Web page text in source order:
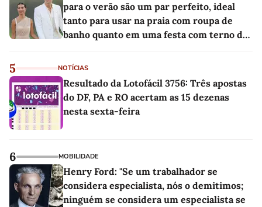
para o verão são um par perfeito, ideal
tanto para usar na praia com roupa de
banho quanto em uma festa com terno de
5 NOTÍCIAS
Resultado da Lotofácil 3756: Três apostas
do DF, PA e RO acertam as 15 dezenas
nesta sexta-feira
6 MOBILIDADE
Henry Ford: "Se um trabalhador se
considera especialista, nós o demitimos;
ninguém se considera um especialista se